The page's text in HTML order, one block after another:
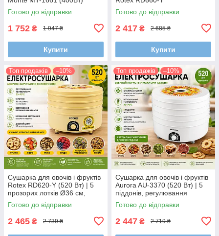
Готово до відправки
1 752 ₴ 1 947 ₴
Купити
Готово до відправки
2 417 ₴ 2 685 ₴
Купити
Топ продажів –10%
Сушарка для овочів і фруктів
Rotex RD620-Y (520 Вт) | 5
прозорих лотків Ø36 см,
регулятор температури,
дегідратор
Готово до відправки
2 465 ₴ 2 739 ₴
Топ продажів –10%
Сушарка для овочів і фруктів
Aurora AU-3370 (520 Вт) | 5
піддонів, регулювання
температури 35–70°C,
конвекційна дегідратор
Готово до відправки
2 447 ₴ 2 719 ₴